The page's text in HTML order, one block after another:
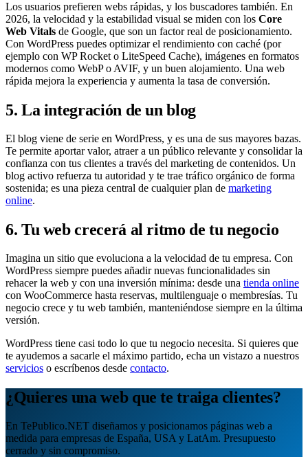
Los usuarios prefieren webs rápidas, y los buscadores también. En
2026, la velocidad y la estabilidad visual se miden con los Core
Web Vitals de Google, que son un factor real de posicionamiento.
Con WordPress puedes optimizar el rendimiento con caché (por
ejemplo con WP Rocket o LiteSpeed Cache), imágenes en formatos
modernos como WebP o AVIF, y un buen alojamiento. Una web
rápida mejora la experiencia y aumenta la tasa de conversión.
5. La integración de un blog
El blog viene de serie en WordPress, y es una de sus mayores bazas.
Te permite aportar valor, atraer a un público relevante y consolidar la
confianza con tus clientes a través del marketing de contenidos. Un
blog activo refuerza tu autoridad y te trae tráfico orgánico de forma
sostenida; es una pieza central de cualquier plan de marketing
online.
6. Tu web crecerá al ritmo de tu negocio
Imagina un sitio que evoluciona a la velocidad de tu empresa. Con
WordPress siempre puedes añadir nuevas funcionalidades sin
rehacer la web y con una inversión mínima: desde una tienda online
con WooCommerce hasta reservas, multilenguaje o membresías. Tu
negocio crece y tu web también, manteniéndose siempre en la última
versión.
WordPress tiene casi todo lo que tu negocio necesita. Si quieres que
te ayudemos a sacarle el máximo partido, echa un vistazo a nuestros
servicios o escríbenos desde contacto.
¿Quieres una web que te traiga clientes?
En TePublico.NET diseñamos y posicionamos páginas web a
medida para empresas de España, USA y LatAm. Presupuesto
cerrado y sin compromiso.